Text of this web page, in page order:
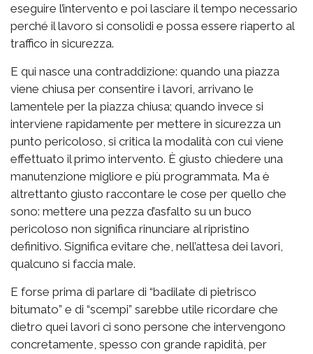
eseguire l’intervento e poi lasciare il tempo necessario
perché il lavoro si consolidi e possa essere riaperto al
traffico in sicurezza.
E qui nasce una contraddizione: quando una piazza
viene chiusa per consentire i lavori, arrivano le
lamentele per la piazza chiusa; quando invece si
interviene rapidamente per mettere in sicurezza un
punto pericoloso, si critica la modalità con cui viene
effettuato il primo intervento. È giusto chiedere una
manutenzione migliore e più programmata. Ma è
altrettanto giusto raccontare le cose per quello che
sono: mettere una pezza d’asfalto su un buco
pericoloso non significa rinunciare al ripristino
definitivo. Significa evitare che, nell’attesa dei lavori,
qualcuno si faccia male.
E forse prima di parlare di “badilate di pietrisco
bitumato” e di “scempi” sarebbe utile ricordare che
dietro quei lavori ci sono persone che intervengono
concretamente, spesso con grande rapidità, per